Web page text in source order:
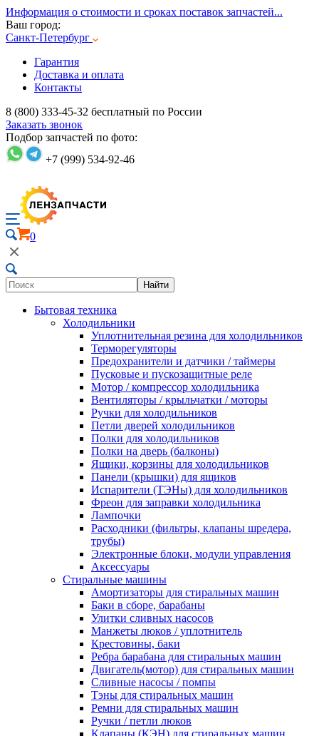
Информация о стоимости и сроках поставок запчастей...
Ваш город:
Санкт-Петербург
Гарантия
Доставка и оплата
Контакты
8 (800) 333-45-32 бесплатный по России
Заказать звонок
Подбор запчастей по фото:
+7 (999) 534-92-46
0
Найти
Бытовая техника
Холодильники
Уплотнительная резина для холодильников
Терморегуляторы
Предохранители и датчики / таймеры
Пусковые и пускозащитные реле
Мотор / компрессор холодильника
Вентиляторы / крыльчатки / моторы
Ручки для холодильников
Петли дверей холодильников
Полки для холодильников
Полки на дверь (балконы)
Ящики, корзины для холодильников
Панели (крышки) для ящиков
Испарители (ТЭНы) для холодильников
Фреон для заправки холодильника
Лампочки
Расходники (фильтры, клапаны шредера,
трубы)
Электронные блоки, модули управления
Аксессуары
Стиральные машины
Амортизаторы для стиральных машин
Баки в сборе, барабаны
Улитки сливных насосов
Манжеты люков / уплотнитель
Крестовины, баки
Ребра барабана для стиральных машин
Двигатель(мотор) для стиральных машин
Сливные насосы / помпы
Тэны для стиральных машин
Ремни для стиральных машин
Ручки / петли люков
Клапаны (КЭН) для стиральных машин